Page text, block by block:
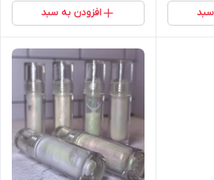
سبد افزودن به سبد